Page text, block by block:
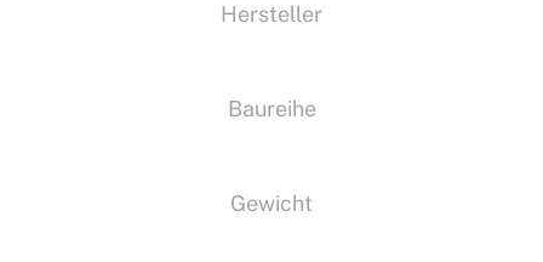
Hersteller
Baureihe
Gewicht